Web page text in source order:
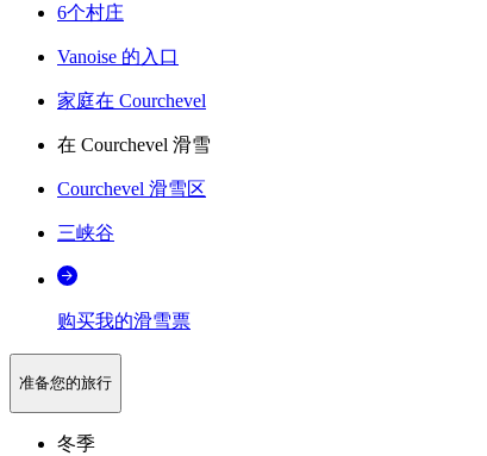
6个村庄
Vanoise 的入口
家庭在 Courchevel
在 Courchevel 滑雪
Courchevel 滑雪区
三峡谷
购买我的滑雪票
准备您的旅行
冬季